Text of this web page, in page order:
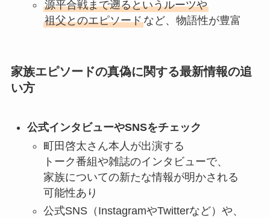
源平合戦まで遡るというルーツや
祖父とのエピソードなど、物語性が豊富
家族エピソードの真偽に関する最新情報の追
い方
公式インタビューやSNSをチェック
町田啓太さん本人が出演する
トーク番組や雑誌のインタビューで、
家族についての新たな情報が明かされる
可能性あり
公式SNS（InstagramやTwitterなど）や、